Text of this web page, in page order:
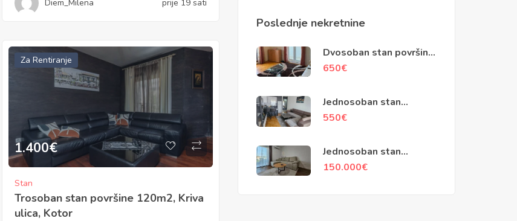
Diem_Milena prije 19 sati
Za Rentiranje
1.400€
Stan
Trosoban stan površine 120m2, Kriva
ulica, Kotor
Poslednje nekretnine
Dvosoban stan površine
79m2, Kotor
650€
Jednosoban stan
površine 45m2,
550€
Jednosoban stan
površine 48m2, Ilino, Bar
150.000€